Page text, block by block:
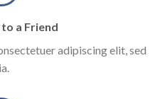
a Friend
adipiscing elit, sed